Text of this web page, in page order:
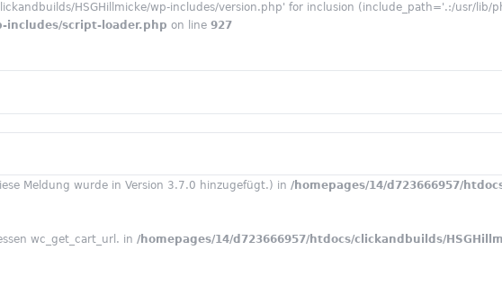
HSGHillmicke/wp-includes/version.php' for inclusion (include_path='.:/usr/lib/
includes/script-loader.php on line 927
Meldung wurde in Version 3.7.0 hinzugefügt.) in /homepages/14/d723666957/
wc_get_cart_url. in /homepages/14/d723666957/htdocs/clickandbuilds/